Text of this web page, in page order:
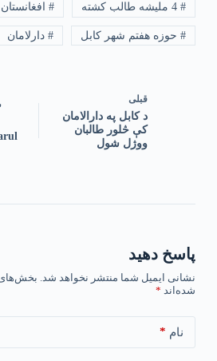
# 4 ملیشه طالب کشته # افغانستان
# حوزه هفتم شهر کابل # دارلامان
قبلی
‏د کابل په دارالامان
کې څلور طالبان
ووژل شول
پاسخ دهید
نشانی ایمیل شما منتشر نخواهد شد. بخش‌های
شده‌اند *
نام *